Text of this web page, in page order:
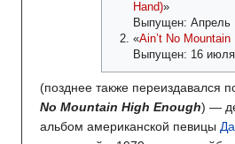
Hand)»
Выпущен: Апрель
«Ain’t No
Выпущен: 16
(позднее также переиздавался
No Mountain High Enough) —
альбом американской певицы